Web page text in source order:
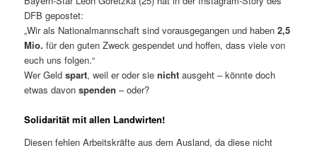
DFB gepostet:
„Wir als Nationalmannschaft sind vorausgegangen und haben2,5
Mio.für den guten Zweck gespendet und hoffen, dass viele von
euch uns folgen.“
Wer Geldspart, weil er oder sienicht ausgeht – könnte doch
etwas davonspenden– oder?
Solidarität mit allen Landwirten!
Diesen fehlen Arbeitskräfte aus dem Ausland, da diese nicht